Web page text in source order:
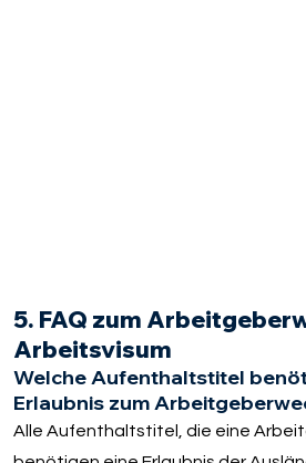
5. FAQ zum
Arbeitsvisum
Welche Aufenthaltstitel
Erlaubnis zum
Alle Aufenthaltstitel, die eine